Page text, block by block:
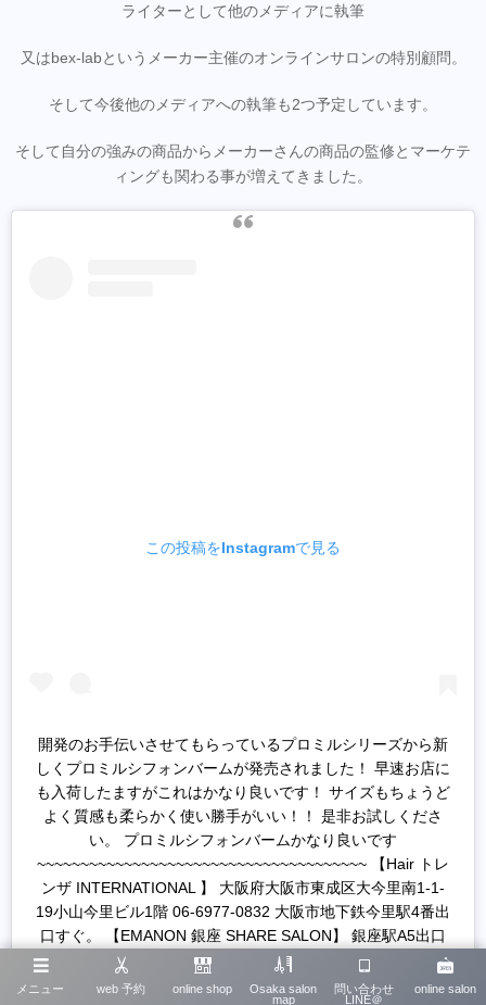
ライターとして他のメディアに執筆
又はbex-labというメーカー主催のオンラインサロンの特別顧問。
そして今後他のメディアへの執筆も2つ予定しています。
そして自分の強みの商品からメーカーさんの商品の監修とマーケテ
ィングも関わる事が増えてきました。
この投稿をInstagramで見る
開発のお手伝いさせてもらっているプロミルシリーズから新
しくプロミルシフォンバームが発売されました！ 早速お店に
も入荷したますがこれはかなり良いです！ サイズもちょうど
よく質感も柔らかく使い勝手がいい！！ 是非お試しくださ
い。 プロミルシフォンバームかなり良いです
~~~~~~~~~~~~~~~~~~~~~~~~~~~~~~~~~~~~~~ 【Hair トレ
ンザ INTERNATIONAL 】 大阪府大阪市東成区大今里南1-1-
19小山今里ビル1階 06-6977-0832 大阪市地下鉄今里駅4番出
口すぐ。 【EMANON 銀座 SHARE SALON】 銀座駅A5出口
徒歩10秒 〒104-0061 東京都中央区銀座５－８－５ ニュー
ギンザビル10号館６F 【EMANON share salon 梅田茶屋町
メニュー web 予約 online shop
Osaka salon
map
問い合わせ
LINE＠
online salon